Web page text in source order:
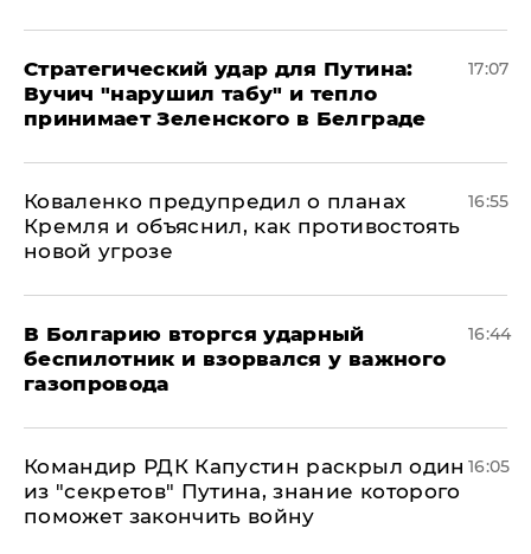
Стратегический удар для Путина:
Вучич "нарушил табу" и тепло
принимает Зеленского в Белграде
17:07
Коваленко предупредил о планах
Кремля и объяснил, как противостоять
новой угрозе
16:55
В Болгарию вторгся ударный
беспилотник и взорвался у важного
газопровода
16:44
Командир РДК Капустин раскрыл один
из "секретов" Путина, знание которого
поможет закончить войну
16:05